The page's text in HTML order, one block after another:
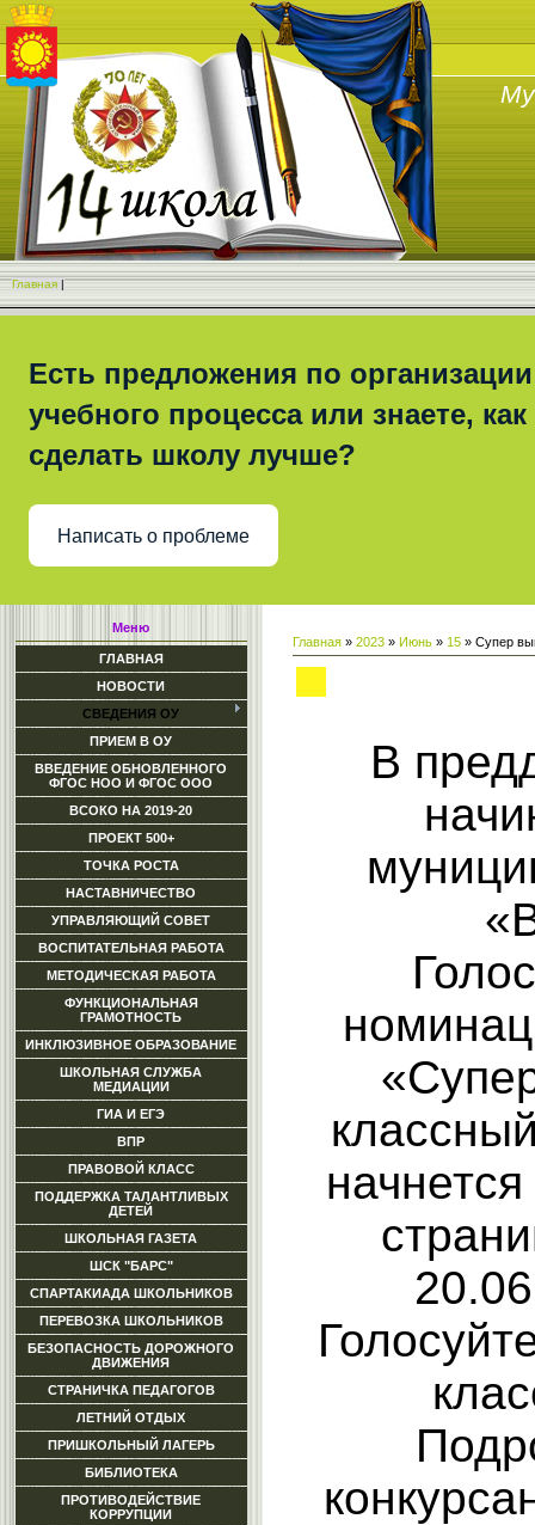
Главная |
Есть предложения по организации
учебного процесса или знаете, как
сделать школу лучше?
Написать о проблеме
Меню
ГЛАВНАЯ
НОВОСТИ
СВЕДЕНИЯ ОУ
ПРИЕМ В ОУ
ВВЕДЕНИЕ ОБНОВЛЕННОГО
ФГОС НОО И ФГОС ООО
ВСОКО НА 2019-20
ПРОЕКТ 500+
ТОЧКА РОСТА
НАСТАВНИЧЕСТВО
УПРАВЛЯЮЩИЙ СОВЕТ
ВОСПИТАТЕЛЬНАЯ РАБОТА
МЕТОДИЧЕСКАЯ РАБОТА
ФУНКЦИОНАЛЬНАЯ
ГРАМОТНОСТЬ
ИНКЛЮЗИВНОЕ ОБРАЗОВАНИЕ
ШКОЛЬНАЯ СЛУЖБА
МЕДИАЦИИ
ГИА И ЕГЭ
ВПР
ПРАВОВОЙ КЛАСС
ПОДДЕРЖКА ТАЛАНТЛИВЫХ
ДЕТЕЙ
ШКОЛЬНАЯ ГАЗЕТА
ШСК "БАРС"
СПАРТАКИАДА ШКОЛЬНИКОВ
ПЕРЕВОЗКА ШКОЛЬНИКОВ
БЕЗОПАСНОСТЬ ДОРОЖНОГО
ДВИЖЕНИЯ
СТРАНИЧКА ПЕДАГОГОВ
ЛЕТНИЙ ОТДЫХ
ПРИШКОЛЬНЫЙ ЛАГЕРЬ
БИБЛИОТЕКА
ПРОТИВОДЕЙСТВИЕ
КОРРУПЦИИ
Главная » 2023 » Июнь » 15 » Супер
В